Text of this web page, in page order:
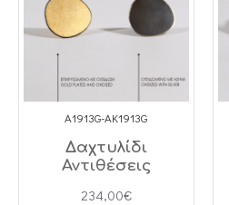
A1913G-AK1913G
Δαχτυλίδι
Αντιθέσεις
234,00€